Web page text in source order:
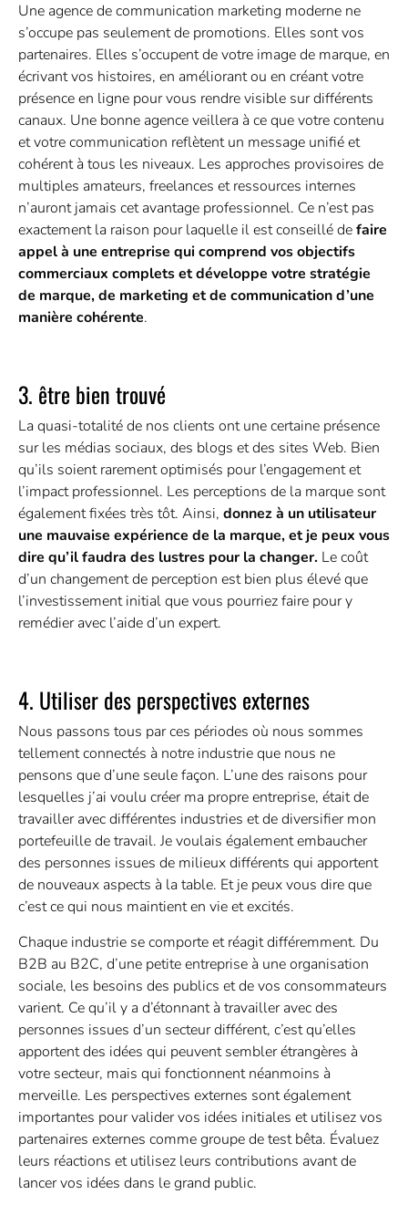
Une agence de communication marketing moderne ne
s’occupe pas seulement de promotions. Elles sont vos
partenaires. Elles s’occupent de votre image de marque, en
écrivant vos histoires, en améliorant ou en créant votre
présence en ligne pour vous rendre visible sur différents
canaux. Une bonne agence veillera à ce que votre contenu
et votre communication reflètent un message unifié et
cohérent à tous les niveaux. Les approches provisoires de
multiples amateurs, freelances et ressources internes
n’auront jamais cet avantage professionnel. Ce n’est pas
exactement la raison pour laquelle il est conseillé defaire
appel à une entreprise qui comprend vos objectifs
commerciaux complets et développe votre stratégie
de marque, de marketing et de communication d’une
manière cohérente.
3. être bien trouvé
La quasi-totalité de nos clients ont une certaine présence
sur les médias sociaux, des blogs et des sites Web. Bien
qu’ils soient rarement optimisés pour l’engagement et
l’impact professionnel. Les perceptions de la marque sont
également fixées très tôt. Ainsi, donnez à un utilisateur
une mauvaise expérience de la marque, et je peux vous
dire qu’il faudra des lustres pour la changer. Le coût
d’un changement de perception est bien plus élevé que
l’investissement initial que vous pourriez faire pour y
remédier avec l’aide d’un expert.
4. Utiliser des perspectives externes
Nous passons tous par ces périodes où nous sommes
tellement connectés à notre industrie que nous ne
pensons que d’une seule façon. L’une des raisons pour
lesquelles j’ai voulu créer ma propre entreprise, était de
travailler avec différentes industries et de diversifier mon
portefeuille de travail. Je voulais également embaucher
des personnes issues de milieux différents qui apportent
de nouveaux aspects à la table. Et je peux vous dire que
c’est ce qui nous maintient en vie et excités.
Chaque industrie se comporte et réagit différemment. Du
B2B au B2C, d’une petite entreprise à une organisation
sociale, les besoins des publics et de vos consommateurs
varient. Ce qu’il y a d’étonnant à travailler avec des
personnes issues d’un secteur différent, c’est qu’elles
apportent des idées qui peuvent sembler étrangères à
votre secteur, mais qui fonctionnent néanmoins à
merveille. Les perspectives externes sont également
importantes pour valider vos idées initiales et utilisez vos
partenaires externes comme groupe de test bêta. Évaluez
leurs réactions et utilisez leurs contributions avant de
lancer vos idées dans le grand public.